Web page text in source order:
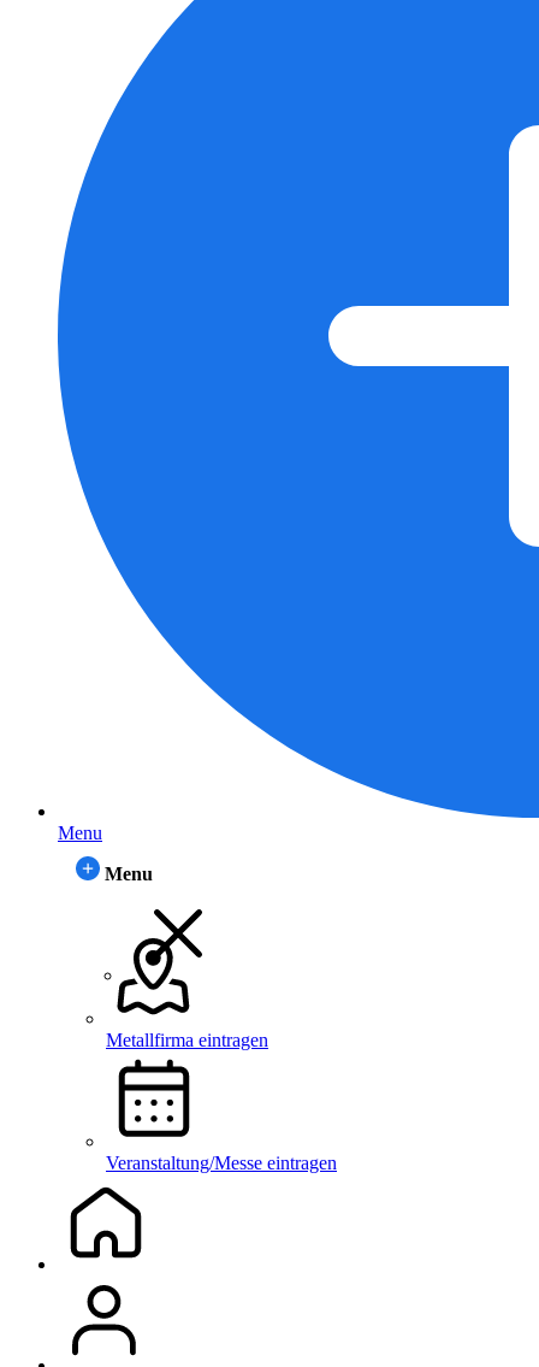
Menu
Menu
Metallfirma eintragen
Veranstaltung/Messe eintragen